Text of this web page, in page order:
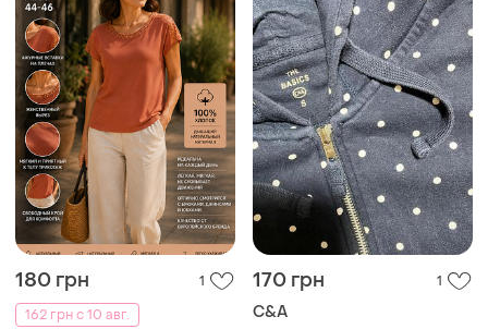
180 грн
1
162 грн с 10 авг.
170 грн 1
C&A